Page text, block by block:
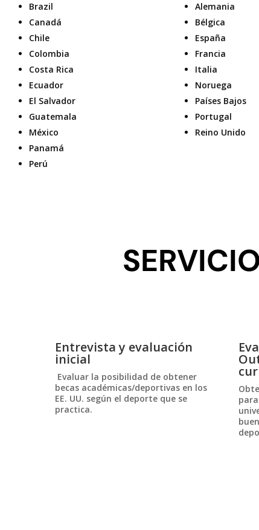
Brazil
Canadá
Chile
Colombia
Costa Rica
Ecuador
El Salvador
Guatemala
México
Panamá
Perú
Alemania
Bélgica
España
Francia
Italia
Noruega
Países Bajos
Portugal
Reino Unido
Entrevista y evaluación
inicial
Evaluar la posibilidad de obtener
becas académicas/deportivas en los
EE. UU. según el deporte que se
practica.